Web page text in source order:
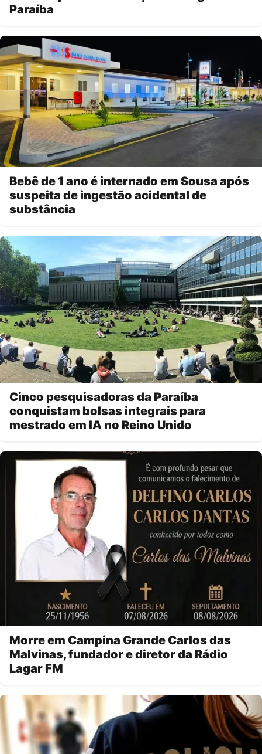
Paraíba
Bebê de 1 ano é internado em Sousa após
suspeita de ingestão acidental de
substância
Cinco pesquisadoras da Paraíba
conquistam bolsas integrais para
mestrado em IA no Reino Unido
Morre em Campina Grande Carlos das
Malvinas, fundador e diretor da Rádio
Lagar FM